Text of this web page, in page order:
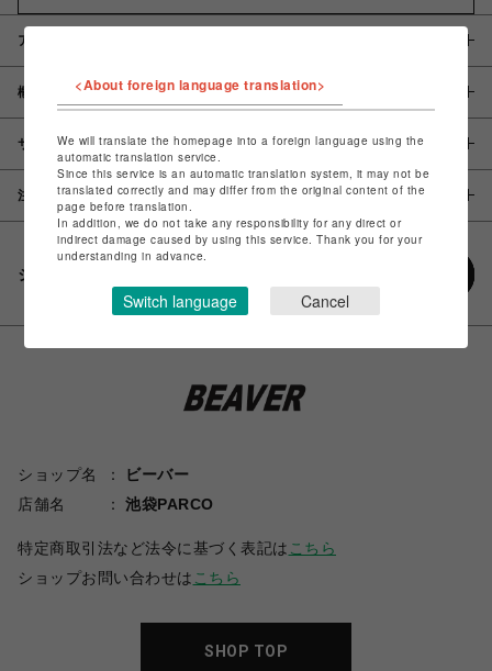
アイテム説明 / 素材
概要
サイズ
注意事項
シェアする
ショップ名
ビーバー
店舗名
池袋PARCO
特定商取引法など法令に基づく表記は こちら
ショップお問い合わせは こちら
SHOP TOP
<About foreign language translation>
We will translate the homepage into a foreign language using the
automatic translation service.
Since this service is an automatic translation system, it may not be
translated correctly and may differ from the original content of the
page before translation.
In addition, we do not take any responsibility for any direct or
indirect damage caused by using this service. Thank you for your
understanding in advance.
Switch language Cancel